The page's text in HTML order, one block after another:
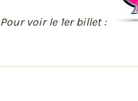
Pour voir le 1er billet :